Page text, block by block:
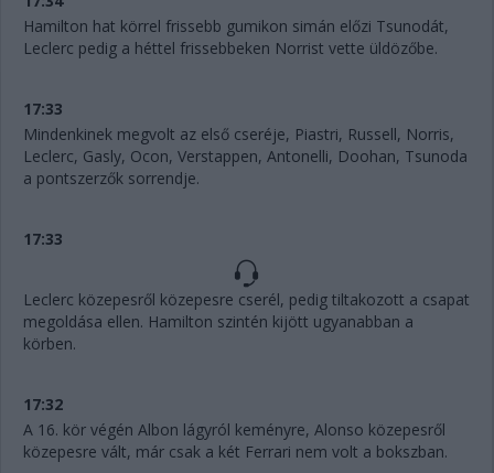
Hamilton hat körrel frissebb gumikon simán előzi Tsunodát,
Leclerc pedig a héttel frissebbeken Norrist vette üldözőbe.
17:33
Mindenkinek megvolt az első cseréje, Piastri, Russell, Norris,
Leclerc, Gasly, Ocon, Verstappen, Antonelli, Doohan, Tsunoda
a pontszerzők sorrendje.
17:33
Leclerc közepesről közepesre cserél, pedig tiltakozott a csapat
megoldása ellen. Hamilton szintén kijött ugyanabban a
körben.
17:32
A 16. kör végén Albon lágyról keményre, Alonso közepesről
közepesre vált, már csak a két Ferrari nem volt a bokszban.